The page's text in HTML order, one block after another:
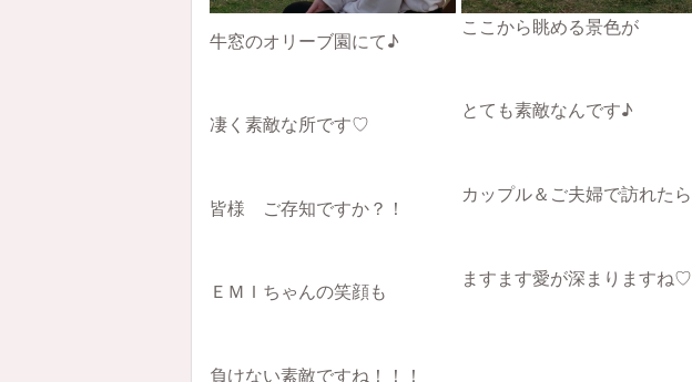
牛窓のオリーブ園にて♪
凄く素敵な所です♡
皆様 ご存知ですか？！
ＥＭＩちゃんの笑顔も
負けない素敵ですね！！！
ここから眺める景色が
とても素敵なんです♪
カップル＆ご夫婦で訪れたら
ますます愛が深まりますね♡